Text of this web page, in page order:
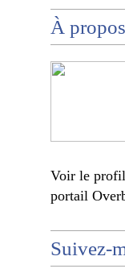
À propos
Voir le
portail
Suivez-